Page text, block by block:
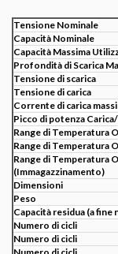
Tensione Nominale
Capacità Nominale
Capacità Massima
Profondità di Scarica
Tensione di scarica
Tensione di carica
Corrente di carica
Picco di potenza
Range di Temperatura
Range di Temperatura
Range di Temperatura
(Immagazzinamento)
Dimensioni
Peso
Capacità residua (a fine
Numero di cicli
Numero di cicli